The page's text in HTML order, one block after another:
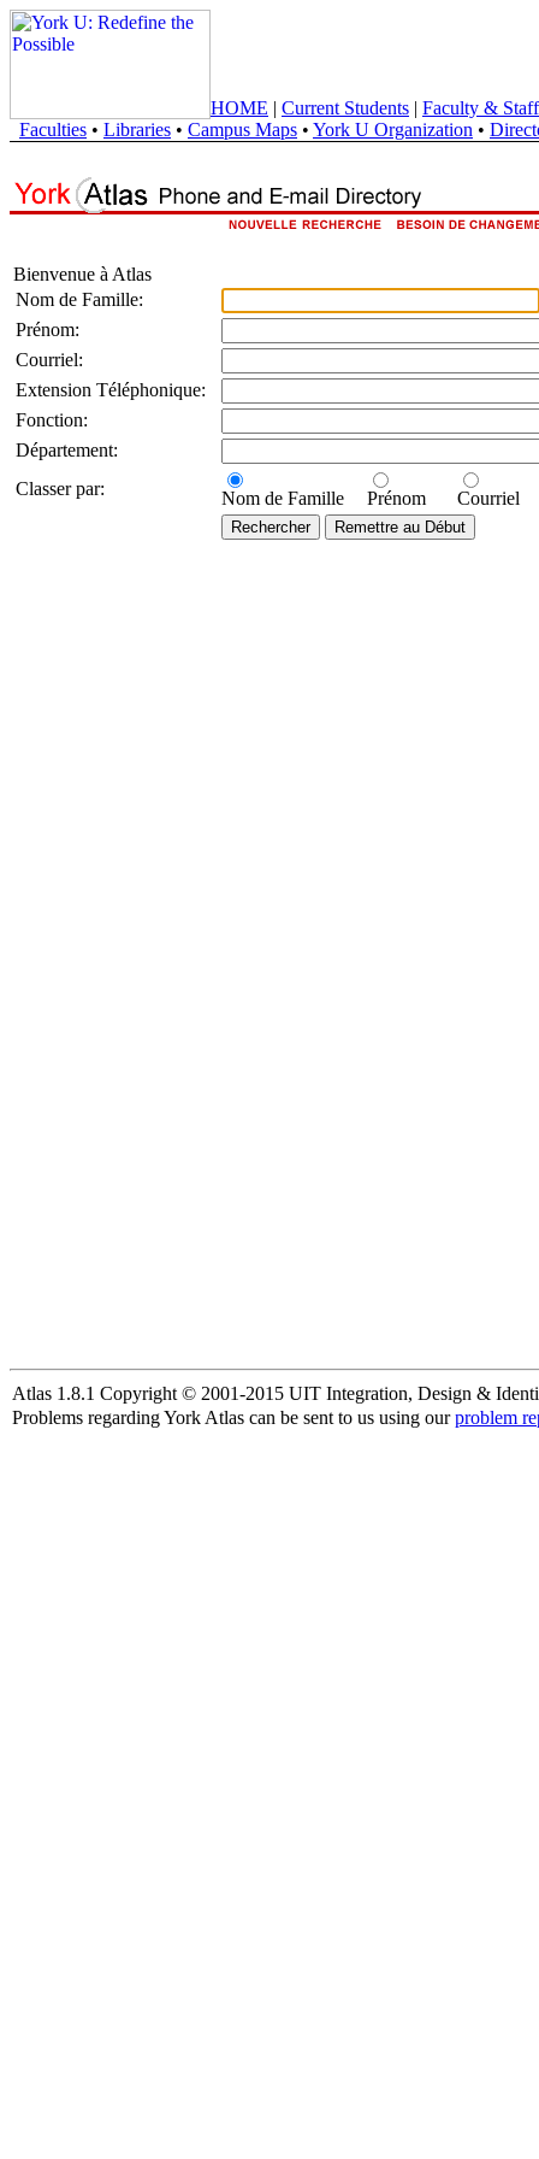
HOME | Current Students | Faculty & Staff
Faculties • Libraries • Campus Maps • York U Organization •
Bienvenue à Atlas
Nom de Famille:
Prénom:
Courriel:
Extension Téléphonique:
Fonction:
Département:
Classer par:
Nom de Famille Prénom Courriel
Atlas 1.8.1 Copyright © 2001-2015 UIT Integration, Design &
Problems regarding York Atlas can be sent to us using ourproblem